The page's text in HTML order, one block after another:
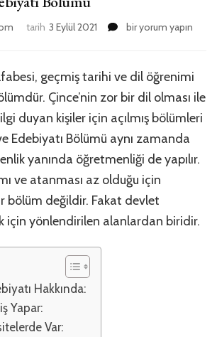
tarih 3 Eylül 2021
Çin
Edebiyatı
Bölümü
için
bir yorum yapın
geçmiş tarihi ve dil öğrenimi
Çince’nin zor bir dil olması ile
duyan kişiler için açılmış bölümleri
Edebiyatı Bölümü aynı zamanda
yanında öğretmenliği de yapılır.
ve atanması az olduğu için
bölüm değildir. Fakat devlet
için yönlendirilen alanlardan biridir.
Hakkında:
Yapar:
Var: